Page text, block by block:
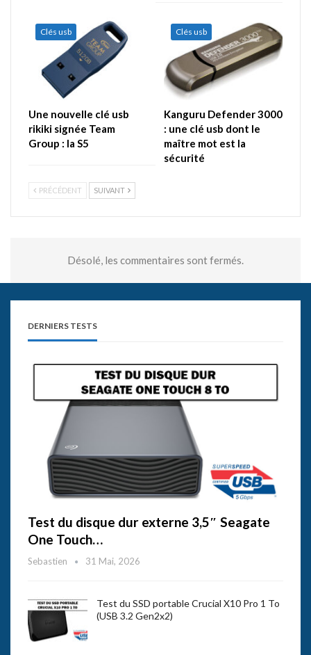
Clés usb
Une nouvelle clé usb
rikiki signée Team
Group : la S5
Clés usb
Kanguru Defender 3000
: une clé usb dont le
maître mot est la
sécurité
PRÉCÉDENT SUIVANT
Désolé, les commentaires sont fermés.
DERNIERS TESTS
Test du disque dur externe 3,5″ Seagate
One Touch…
Sebastien 31 Mai, 2026
Test du SSD portable Crucial X10 Pro 1 To
(USB 3.2 Gen2x2)